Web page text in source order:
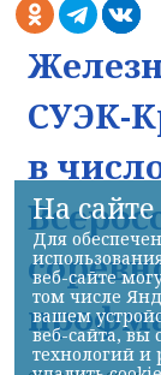
СУЭК-
в
На
Для
веб-сайте
том числе
вашем
веб-сайта, вы
технологий